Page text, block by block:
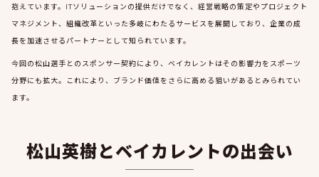
抱えています。ITソリューションの提供だけでなく、経営戦略の策定やプロジェクト
マネジメント、組織改革といった多岐にわたるサービスを展開しており、企業の成
長を加速させるパートナーとして知られています。
今回の松山選手とのスポンサー契約により、ベイカレントはその影響力をスポーツ
分野にも拡大。これにより、ブランド価値をさらに高める狙いがあるとみられてい
ます。
松山英樹とベイカレントの出会い